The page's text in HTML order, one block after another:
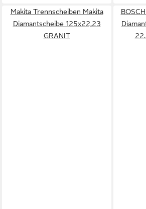
Makita Trennscheiben Makita
Diamantscheibe 125x22,23
GRANIT